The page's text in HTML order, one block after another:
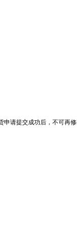
申请提交成功后，不可再